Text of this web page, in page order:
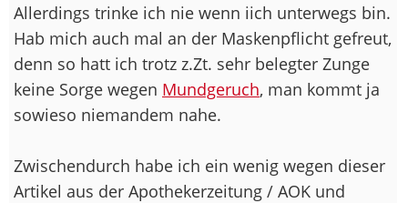
Allerdings trinke ich nie wenn iich unterwegs bin.
Hab mich auch mal an der Maskenpflicht gefreut,
denn so hatt ich trotz z.Zt. sehr belegter Zunge
keine Sorge wegen Mundgeruch, man kommt ja
sowieso niemandem nahe.
Zwischendurch habe ich ein wenig wegen dieser
Artikel aus der Apothekerzeitung / AOK und